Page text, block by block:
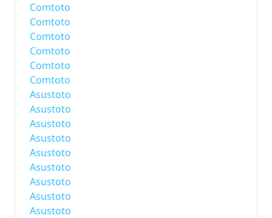
Comtoto
Comtoto
Comtoto
Comtoto
Comtoto
Comtoto
Asustoto
Asustoto
Asustoto
Asustoto
Asustoto
Asustoto
Asustoto
Asustoto
Asustoto